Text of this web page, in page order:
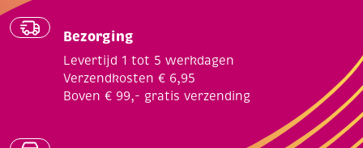
Bezorging
Levertijd 1 tot 5 werkdagen
Verzendkosten € 6,95
Boven € 99,- gratis verzending